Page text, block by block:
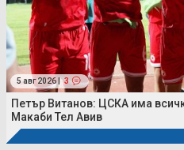
5 авг 2026 | 3
Петър Витанов: ЦСКА има
Макаби Тел Авив